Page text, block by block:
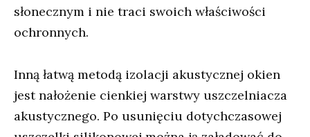
słonecznym i nie traci swoich właściwości
ochronnych.
Inną łatwą metodą izolacji akustycznej okien
jest nałożenie cienkiej warstwy uszczelniacza
akustycznego. Po usunięciu dotychczasowej